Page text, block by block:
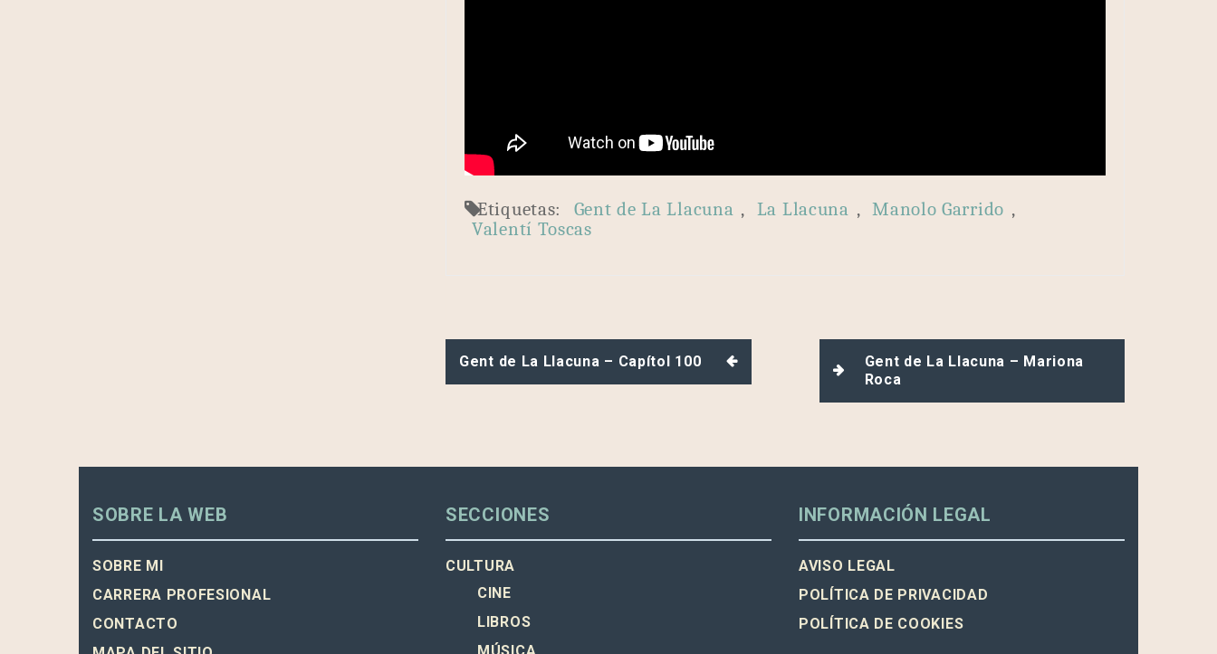
Etiquetas: Gent de La Llacuna , La Llacuna , Manolo Garrido ,
Valentí Toscas
Navegación
Gent de La Llacuna – Capítol 100
Gent de La Llacuna – Mariona
Roca
SOBRE LA WEB
SOBRE MI
CARRERA PROFESIONAL
CONTACTO
SECCIONES
CULTURA
CINE
LIBROS
INFORMACIÓN LEGAL
AVISO LEGAL
POLÍTICA DE PRIVACIDAD
POLÍTICA DE COOKIES